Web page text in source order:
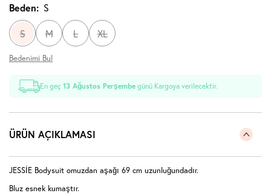
Beden: S
S M L XL
Bedenimi Bul
En geç13 Ağustos Perşembe günü Kargoya verilecektir.
ÜRÜN AÇIKLAMASI
JESSİE Bodysuit omuzdan aşağı 69 cm uzunluğundadır.
Bluz esnek kumaştır.